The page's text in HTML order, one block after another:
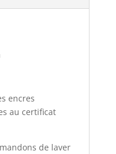
encres
au certificat
de laver